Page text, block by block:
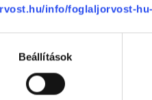
info/foglaljorvost-
Beállítások
08.10. 08.11.